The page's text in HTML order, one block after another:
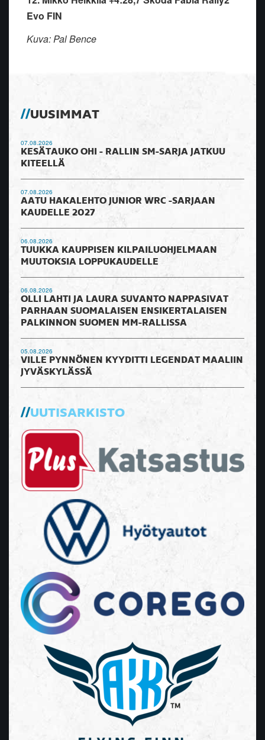
Evo FIN
Kuva: Pal Bence
UUSIMMAT
07.08.2026
KESÄTAUKO OHI - RALLIN SM-SARJA JATKUU
KITEELLÄ
07.08.2026
AATU HAKALEHTO JUNIOR WRC -SARJAAN
KAUDELLE 2027
06.08.2026
TUUKKA KAUPPISEN KILPAILUOHJELMAAN
MUUTOKSIA LOPPUKAUDELLE
06.08.2026
OLLI LAHTI JA LAURA SUVANTO NAPPASIVAT
PARHAAN SUOMALAISEN ENSIKERTALAISEN
PALKINNON SUOMEN MM-RALLISSA
05.08.2026
VILLE PYNNÖNEN KYYDITTI LEGENDAT MAALIIN
JYVÄSKYLÄSSÄ
UUTISARKISTO